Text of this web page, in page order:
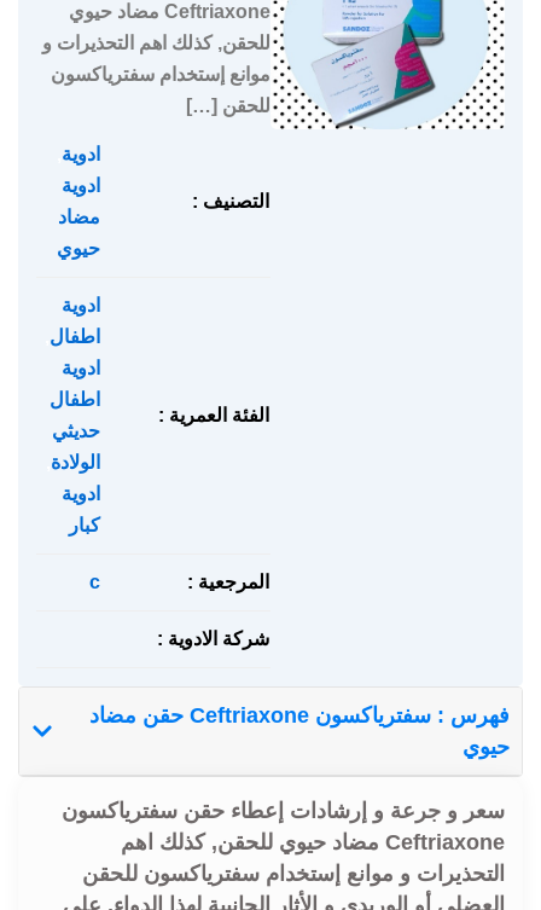
Ceftriaxone مضاد حيوي
للحقن, كذلك اهم التحذيرات و
موانع إستخدام سفترياكسون
للحقن […]
التصنيف :
ادوية
ادوية
مضاد
حيوي
الفئة العمرية :
ادوية
اطفال
ادوية
اطفال
حديثي
الولادة
ادوية
كبار
المرجعية : c
شركة الادوية :
فهرس : سفترياكسون Ceftriaxone حقن مضاد
حيوي
سعر و جرعة و إرشادات إعطاء حقن سفترياكسون
Ceftriaxone مضاد حيوي للحقن, كذلك اهم
التحذيرات و موانع إستخدام سفترياكسون للحقن
العضلي أو الوريدي و الأثار الجانبية لهذا الدواء, على